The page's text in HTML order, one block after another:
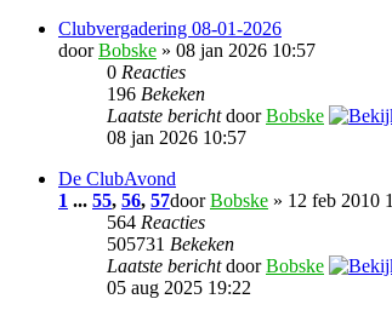
Clubvergadering 08-01-2026
doorBobske » 08 jan 2026 10:57
0 Reacties
196 Bekeken
Laatste berichtdoorBobske
08 jan 2026 10:57
De ClubAvond
1 ... 55, 56, 57doorBobske » 12 feb 2010
564 Reacties
505731 Bekeken
Laatste berichtdoorBobske
05 aug 2025 19:22